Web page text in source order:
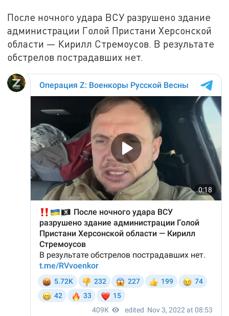
После ночного удара ВСУ разрушено здание
администрации Голой Пристани Херсонской
области — Кирилл Стремоусов. В результате
обстрелов пострадавших нет.